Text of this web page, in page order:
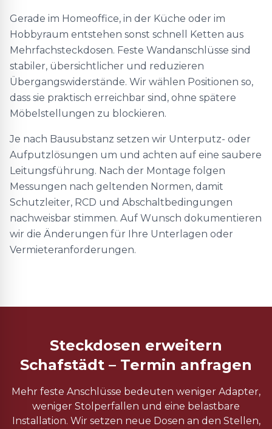
Gerade im Homeoffice, in der Küche oder im
Hobbyraum entstehen sonst schnell Ketten aus
Mehrfachsteckdosen. Feste Wandanschlüsse sind
stabiler, übersichtlicher und reduzieren
Übergangswiderstände. Wir wählen Positionen so,
dass sie praktisch erreichbar sind, ohne spätere
Möbelstellungen zu blockieren.
Je nach Bausubstanz setzen wir Unterputz- oder
Aufputzlösungen um und achten auf eine saubere
Leitungsführung. Nach der Montage folgen
Messungen nach geltenden Normen, damit
Schutzleiter, RCD und Abschaltbedingungen
nachweisbar stimmen. Auf Wunsch dokumentieren
wir die Änderungen für Ihre Unterlagen oder
Vermieteranforderungen.
Steckdosen erweitern
Schafstädt – Termin anfragen
Mehr feste Anschlüsse bedeuten weniger Adapter,
weniger Stolperfallen und eine belastbare
Installation. Wir setzen neue Dosen an den Stellen,